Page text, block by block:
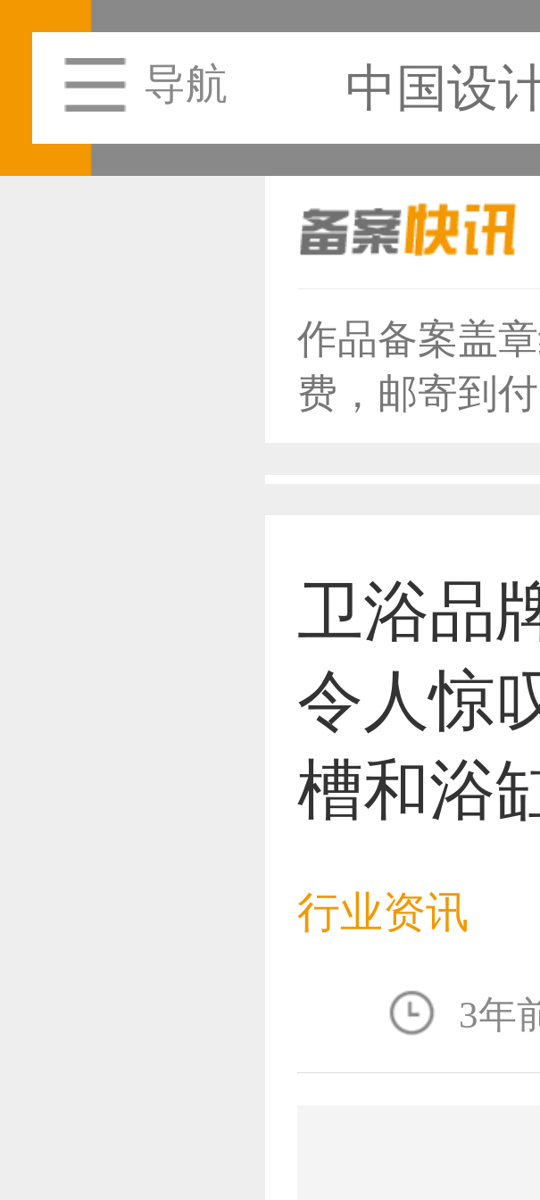
导航 中国设
恭喜
恭喜
恭喜
恭喜
恭喜
作品备案盖
费，邮寄到付
卫浴品
令人惊
槽和浴
行业资讯
3年